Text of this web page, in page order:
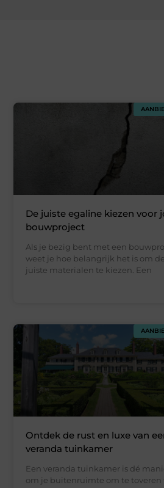
De juiste egaline kiezen voor
bouwproject
Als je bezig bent met een
weet je hoe belangrijk het is om de
juiste materialen te kiezen. Een
Ontdek de rust en luxe van
veranda tuinkamer
Een veranda tuinkamer is dé
om je buitenruimte om te toveren